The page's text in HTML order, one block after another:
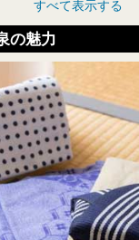
すべて表示する
の魅力